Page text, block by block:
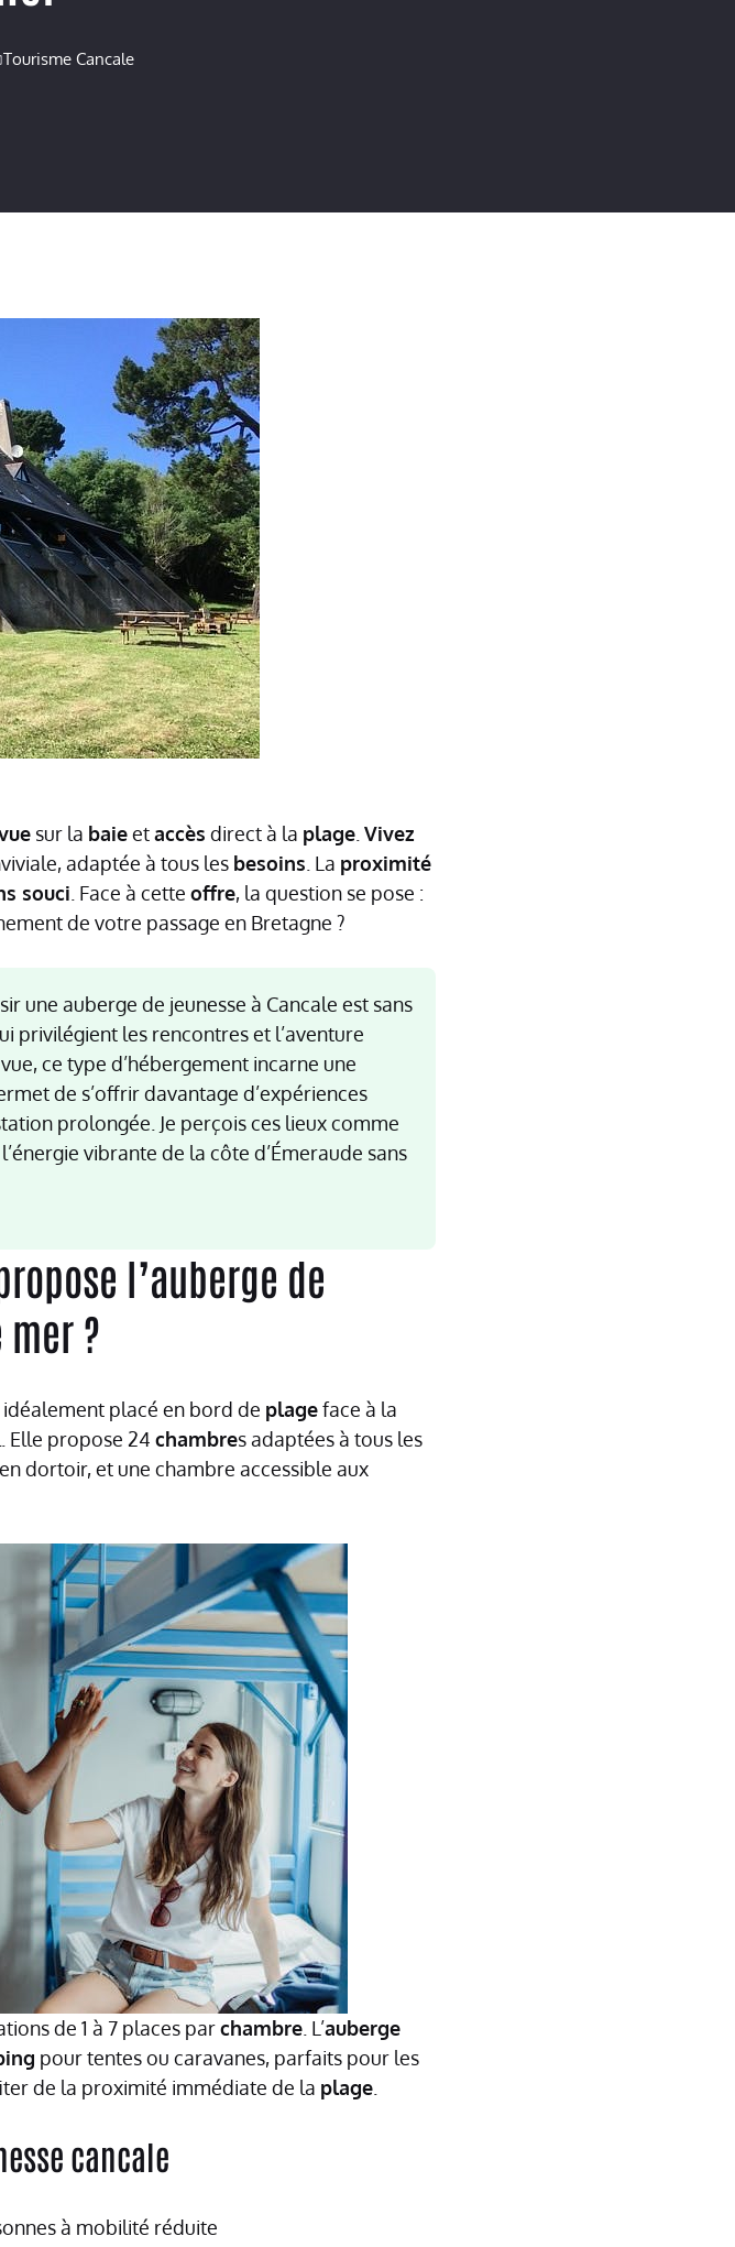
Tourisme Cancale
sur la baieetaccès direct à la plage Vivez
adaptée à tous les besoins . La proximité
souci . Face à cette offre, la question se pose :
de votre passage en Bretagne ?
une auberge de jeunesse à Cancale est sans
privilégient les rencontres et l’aventure
ce type d’hébergement incarne une
de s’offrir davantage d’expériences
prolongée. Je perçois ces lieux comme
vibrante de la côte d’Émeraude sans
l’auberge de
?
idéalement placé en bord de plageface à la
Elle propose 24 chambres adaptées à tous les
dortoir, et une chambre accessible aux
de 1 à 7 places parchambre . L’auberge
pour tentes ou caravanes, parfaits pour les
de la proximité immédiate de la plage
cancale
à mobilité réduite